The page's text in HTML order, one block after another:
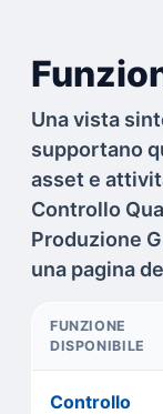
Una vista
supportano
asset e
Controllo
Produzione
una pagina
FUNZIONE
DISPONIBILE
Controllo